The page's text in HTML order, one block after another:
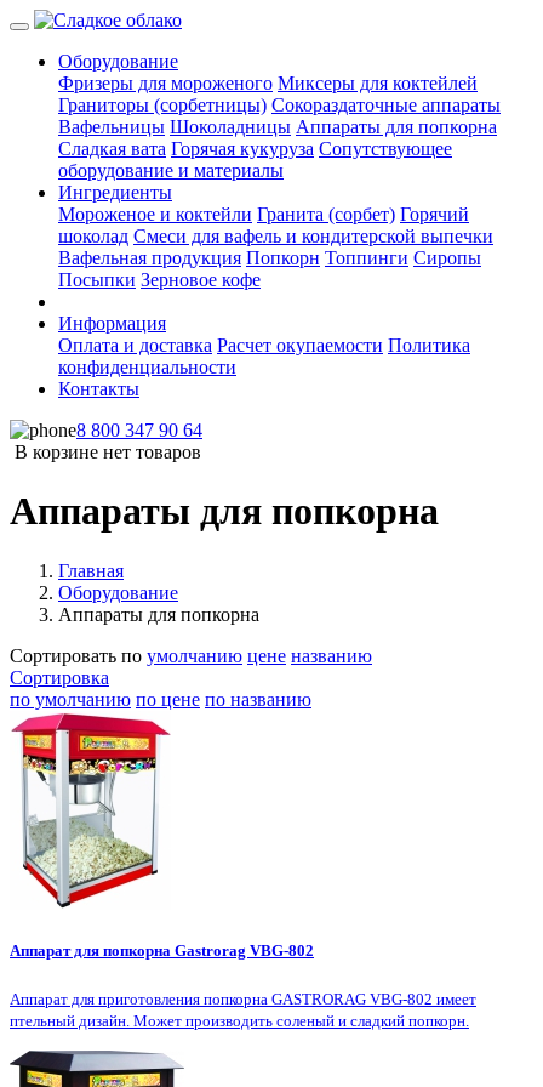
Оборудование
Фризеры для мороженого Миксеры для коктейлей
Граниторы (сорбетницы) Сокораздаточные аппараты
Вафельницы Шоколадницы Аппараты для попкорна
Сладкая вата Горячая кукуруза Сопутствующее
оборудование и материалы
Ингредиенты
Мороженое и коктейли Гранита (сорбет) Горячий
шоколад Смеси для вафель и кондитерской выпечки
Вафельная продукция Попкорн Топпинги Сиропы
Посыпки Зерновое кофе
Информация
Оплата и доставка Расчет окупаемости Политика
конфиденциальности
Контакты
8 800 347 90 64
В корзине нет товаров
Аппараты для попкорна
Главная
Оборудование
Аппараты для попкорна
Сортировать по умолчанию цене названию
Сортировка
по умолчанию по цене по названию
Аппарат для попкорна Gastrorag VBG-802
Аппарат для приготовления попкорна GASTRORAG VBG-802 имеет
птельный дизайн. Может производить соленый и сладкий попкорн.